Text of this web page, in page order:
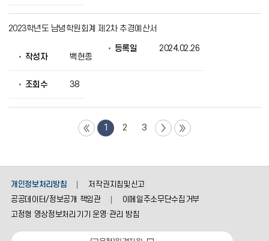
2023학년도 남녕학원회계 제2차 추경예산서
작성자 백현종
등록일 2024.02.26
조회수 38
1 2 3
개인정보처리방침
저작권지침및신고
공공데이터/정보공개 책임관
이메일주소무단수집거부
고정형 영상정보처리기기 운영·관리 방침